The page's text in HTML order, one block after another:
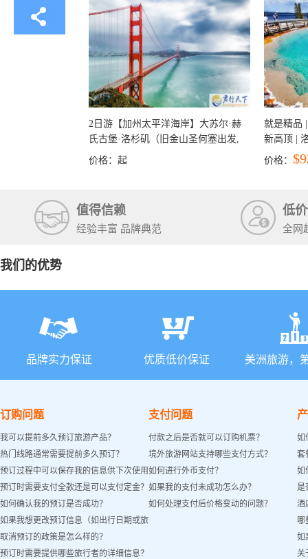
2日游【加州太平洋海岸】大苏尔·赫
氏古堡·洛杉矶（旧金山圣何塞出发,
洛杉矶结束）
价格： 起
就是精品
新高顶 |
彩穴+马
价格：
值得信赖
经验丰富 品牌典范
低
全网
我们的优势
品牌实力保证 优质低价保证 美洲旅游，
订购问题
我可以提前多久预订旅游产品？
热门线路通常需要提前多久预订？
预订过程中可以保存我的信息供下次使用
吗？
预订时需要支付全款还是可以支付定金？
如何确认我的预订是否成功？
如果我想更改预订信息（如出行日期或旅
客姓名）怎么办？
取消预订的政策是怎么样的？
预订时需要提供哪些旅行者的详细信息？
支付问题
付款之后是否就可以订购机票？
境外旅游网站支持哪些支付方式？
如何进行外币支付？
如果我的支付未成功怎么办？
如何处理支付后价格变动的问题？
如
套
如
是
酒
哪
如
关